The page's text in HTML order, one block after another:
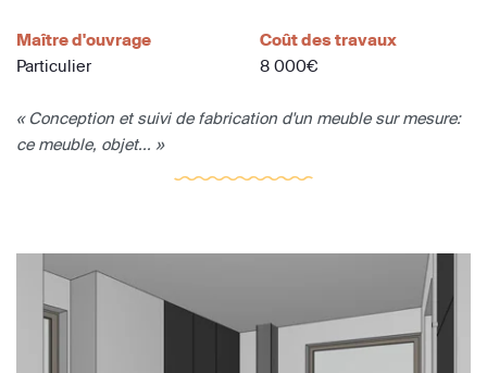
Maître d'ouvrage
Particulier
Coût des travaux
8 000€
« Conception et suivi de fabrication d'un meuble sur mesure:
ce meuble, objet... »